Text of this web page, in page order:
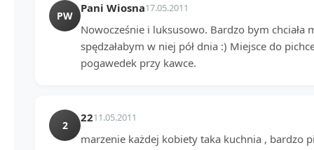
PW
Pani Wiosna17.05.2011
Nowocześnie i luksusowo. Bardzo bym chciała
spędzałabym w niej pół dnia :) Miejsce do
pogawedek przy kawce.
2
2211.05.2011
marzenie każdej kobiety taka kuchnia , bardzo